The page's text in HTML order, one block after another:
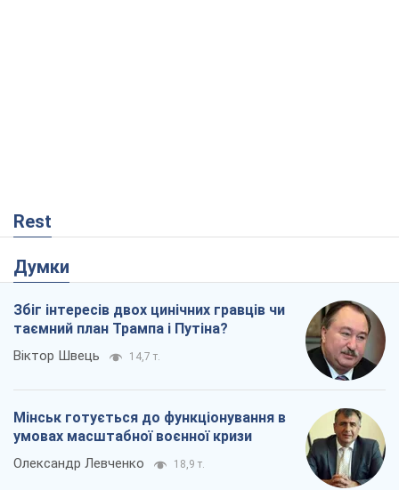
Rest
Думки
Збіг інтересів двох цинічних гравців чи
таємний план Трампа і Путіна?
Віктор Швець 14,7 т.
Мінськ готується до функціонування в
умовах масштабної воєнної кризи
Олександр Левченко 18,9 т.